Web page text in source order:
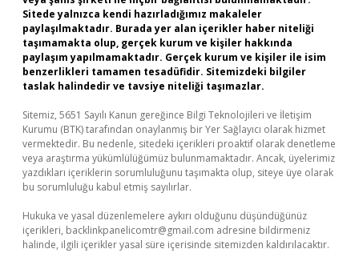
Sitede yalnızca kendi hazırladığımız makaleler
paylaşılmaktadır. Burada yer alan içerikler haber niteliği
taşımamakta olup, gerçek kurum ve kişiler hakkında
paylaşım yapılmamaktadır. Gerçek kurum ve kişiler ile isim
benzerlikleri tamamen tesadüfidir. Sitemizdeki bilgiler
taslak halindedir ve tavsiye niteliği taşımazlar.
Sitemiz, 5651 Sayılı Kanun gereğince Bilgi Teknolojileri ve İletişim
Kurumu (BTK) tarafından onaylanmış bir Yer Sağlayıcı olarak hizmet
vermektedir. Bu nedenle, sitedeki içerikleri proaktif olarak denetleme
veya araştırma yükümlülüğümüz bulunmamaktadır. Ancak, üyelerimiz
yazdıkları içeriklerin sorumluluğunu taşımakta olup, siteye üye olarak
bu sorumluluğu kabul etmiş sayılırlar.
Hukuka ve yasal düzenlemelere aykırı olduğunu düşündüğünüz
içerikleri, backlinkpanelicomtr@gmail.com adresine bildirmeniz
halinde, ilgili içerikler yasal süre içerisinde sitemizden kaldırılacaktır.